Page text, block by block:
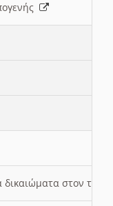
δικαιώματα στον